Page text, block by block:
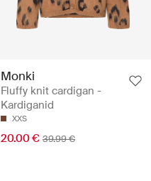
Monki
Fluffy knit cardigan -
Kardiganid
XXS
20.00 € 39.99 €